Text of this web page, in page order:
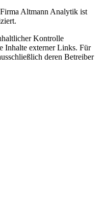
Altmann Analytik ist
Kontrolle
Inhalte externer Links. Für
deren Betreiber